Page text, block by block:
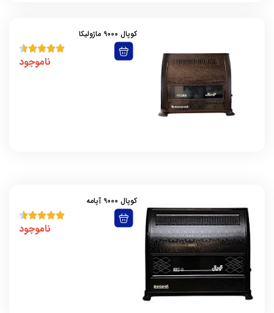
کوپال 9000 ماژولیکا
ناموجود
کوپال 9000 آپامه
ناموجود